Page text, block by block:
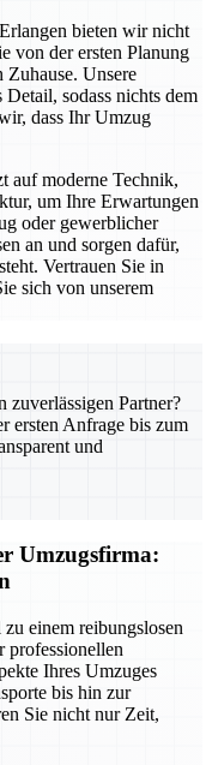
bieten wir nicht
von der ersten Planung
Unsere
sodass nichts dem
dass Ihr Umzug
auf moderne Technik,
um Ihre Erwartungen
oder gewerblicher
an und sorgen dafür,
Vertrauen Sie in
sich von unserem
zuverlässigen Partner?
ersten Anfrage bis zum
und
Umzugsfirma:
einem reibungslosen
professionellen
Ihres Umzuges
bis hin zur
Sie nicht nur Zeit,